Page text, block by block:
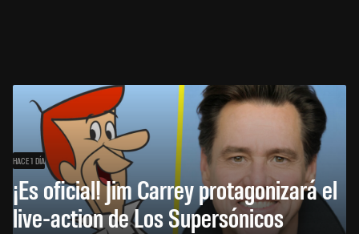
HACE 1 DÍA
¡Es oficial! Jim Carrey protagonizará el
live-action de Los Supersónicos